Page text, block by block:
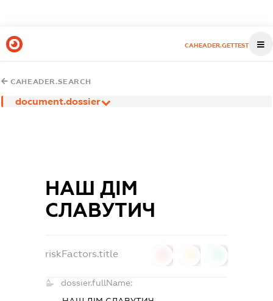
CAHEADER.GETTEST
CAHEADER.SEARCH
document.dossier
НАШ ДІМ
СЛАВУТИЧ
riskFactors.title
dossier.fullName: